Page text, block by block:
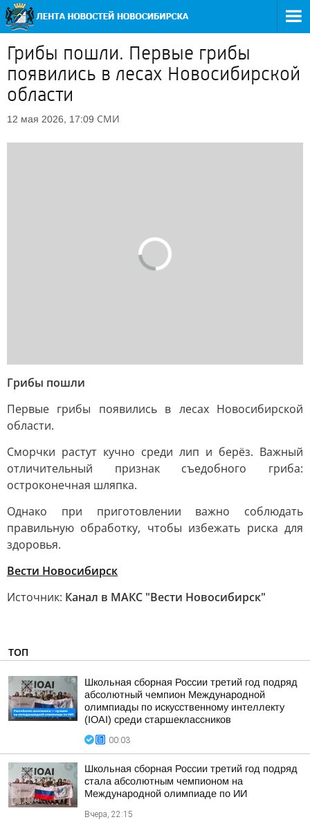
Грибы пошли. Первые грибы
появились в лесах Новосибирской
области
12 мая 2026, 17:09 СМИ
Грибы пошли
Первые грибы появились в лесах Новосибирской
области.
Сморчки растут кучно среди лип и берёз. Важный
отличительный признак съедобного гриба:
остроконечная шляпка.
Однако при приготовлении важно соблюдать
правильную обработку, чтобы избежать риска для
здоровья.
Вести Новосибирск
Источник: Канал в МАКС "Вести Новосибирск"
ТОП
Школьная сборная России третий год подряд
абсолютный чемпион Международной
олимпиады по искусственному интеллекту
(IOAI) среди старшеклассников
00:03
Школьная сборная России третий год подряд
стала абсолютным чемпионом на
Международной олимпиаде по ИИ
Вчера, 22:15